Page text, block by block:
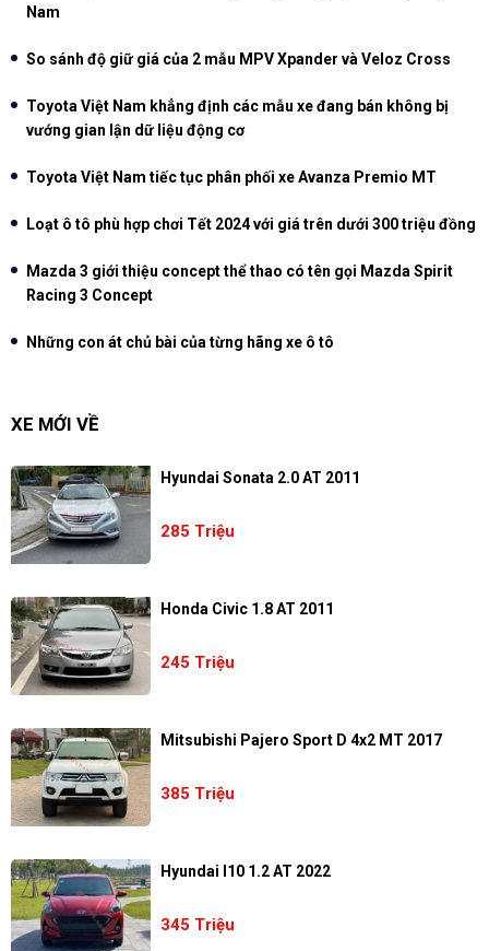
Nam
So sánh độ giữ giá của 2 mẫu MPV Xpander và Veloz Cross
Toyota Việt Nam khẳng định các mẫu xe đang bán không bị
vướng gian lận dữ liệu động cơ
Toyota Việt Nam tiếc tục phân phối xe Avanza Premio MT
Loạt ô tô phù hợp chơi Tết 2024 với giá trên dưới 300 triệu đồng
Mazda 3 giới thiệu concept thể thao có tên gọi Mazda Spirit
Racing 3 Concept
Những con át chủ bài của từng hãng xe ô tô
XE MỚI VỀ
Hyundai Sonata 2.0 AT 2011
285 Triệu
Honda Civic 1.8 AT 2011
245 Triệu
Mitsubishi Pajero Sport D 4x2 MT 2017
385 Triệu
Hyundai I10 1.2 AT 2022
345 Triệu